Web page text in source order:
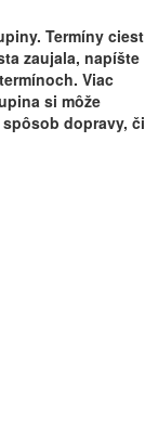
Termíny ciest
zaujala, napíšte
Viac
si môže
dopravy, či